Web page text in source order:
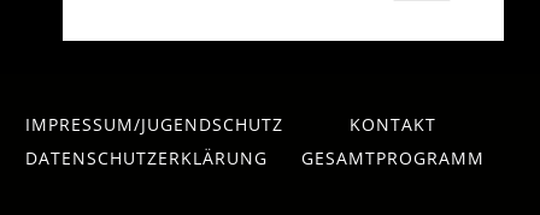
IMPRESSUM/JUGENDSCHUTZ
KONTAKT
DATENSCHUTZERKLÄRUNG
GESAMTPROGRAMM